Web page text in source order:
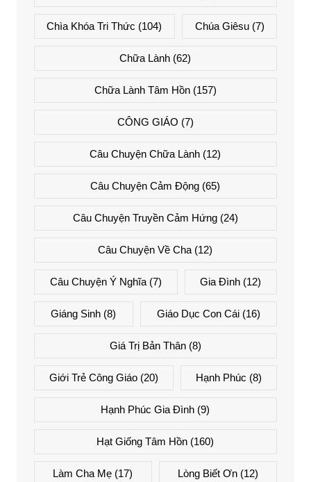
Chìa Khóa Tri Thức (104) Chúa Giêsu(7)
Chữa Lành (62)
Chữa Lành Tâm Hồn(157)
CÔNG GIÁO (7)
Câu Chuyện Chữa Lành (12)
Câu Chuyện Cảm Động (65)
Câu Chuyện Truyền Cảm Hứng(24)
Câu Chuyện Về Cha (12)
Câu Chuyện Ý Nghĩa(7) Gia Đình (12)
Giáng Sinh (8) Giáo Dục Con Cái(16)
Giá Trị Bản Thân(8)
Giới Trẻ Công Giáo(20) Hạnh Phúc (8)
Hạnh Phúc Gia Đình (9)
Hạt Giống Tâm Hồn (160)
Làm Cha Mẹ (17) Lòng Biết Ơn(12)